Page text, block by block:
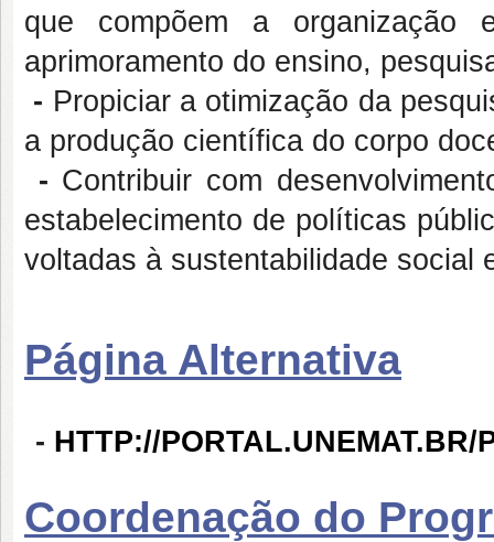
que compõem a organização
aprimoramento do ensino,
- Propiciar a otimização da
a produção científica do corpo
- Contribuir com
estabelecimento de políticas
voltadas à sustentabilidade social
Página Alternativa
- HTTP://PORTAL.UNEMAT.BR/
Coordenação do